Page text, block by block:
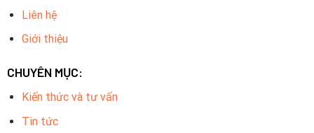
Liên hệ
Giới thiệu
CHUYÊN MỤC:
Kiến thức và tư vấn
Tin tức